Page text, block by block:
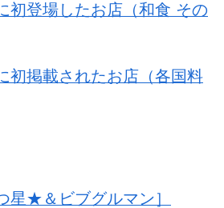
初登場したお店（和食 その
初掲載されたお店（各国料
星★＆ビブグルマン］